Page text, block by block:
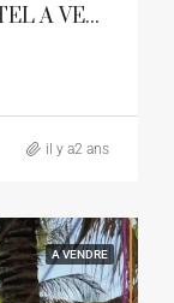
TERRAIN PARADISIAQUE, HOTEL A VENDRE
il y a2 ans
A VENDRE